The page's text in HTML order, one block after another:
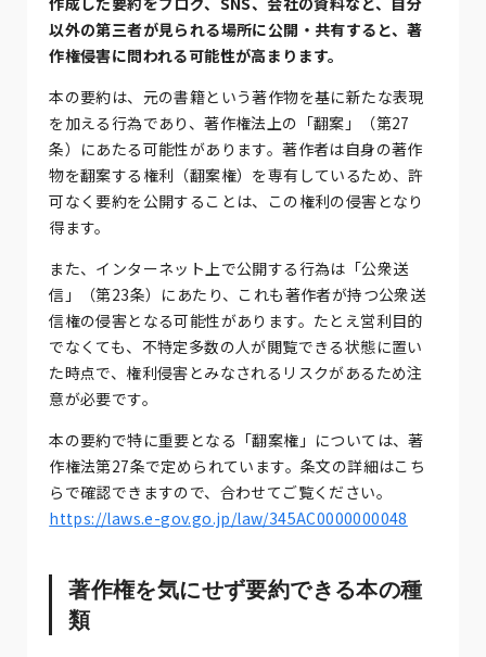
以外の第三者が見られる場所に公開・共有すると、著
作権侵害に問われる可能性が高まります。
本の要約は、元の書籍という著作物を基に新たな表現
を加える行為であり、著作権法上の「翻案」（第27
条）にあたる可能性があります。著作者は自身の著作
物を翻案する権利（翻案権）を専有しているため、許
可なく要約を公開することは、この権利の侵害となり
得ます。
また、インターネット上で公開する行為は「公衆送
信」（第23条）にあたり、これも著作者が持つ公衆送
信権の侵害となる可能性があります。たとえ営利目的
でなくても、不特定多数の人が閲覧できる状態に置い
た時点で、権利侵害とみなされるリスクがあるため注
意が必要です。
本の要約で特に重要となる「翻案権」については、著
作権法第27条で定められています。条文の詳細はこち
らで確認できますので、合わせてご覧ください。
https://laws.e-gov.go.jp/law/345AC0000000048
著作権を気にせず要約できる本の種
類